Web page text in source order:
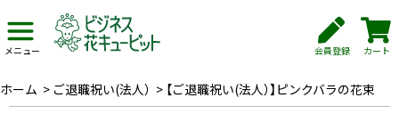
メニュー 会員登録 カート
ホーム > ご退職祝い(法人） > 【ご退職祝い(法人）】ピンクバラの花束